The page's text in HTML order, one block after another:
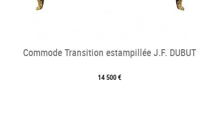
Commode Transition estampillée J.F. DUBUT
14 500 €